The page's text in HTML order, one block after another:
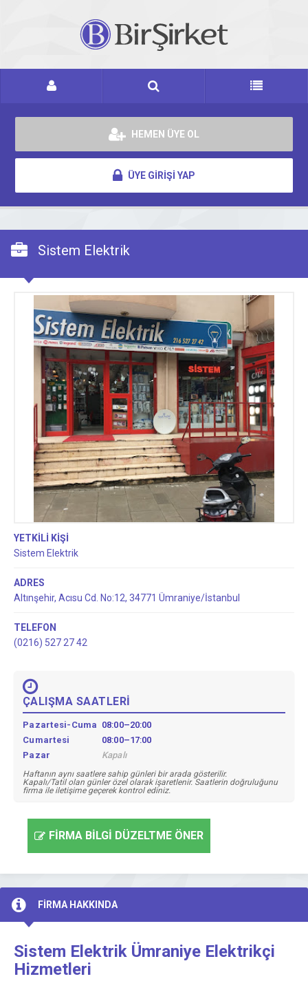
HEMEN ÜYE OL
ÜYE GİRİŞİ YAP
Sistem Elektrik
YETKİLİ KİŞİ
Sistem Elektrik
ADRES
Altınşehir, Acısu Cd. No:12, 34771 Ümraniye/İstanbul
TELEFON
(0216) 527 27 42
ÇALIŞMA SAATLERİ
Pazartesi-Cuma 08:00–20:00
Cumartesi
08:00–17:00
Pazar
Kapalı
Haftanın aynı saatlere sahip günleri bir arada gösterilir.
Kapalı/Tatil olan günler özel olarak işaretlenir. Saatlerin doğruluğunu
firma ile iletişime geçerek kontrol ediniz.
FİRMA BİLGİ DÜZELTME ÖNER
FİRMA HAKKINDA
Sistem Elektrik Ümraniye Elektrikçi
Hizmetleri